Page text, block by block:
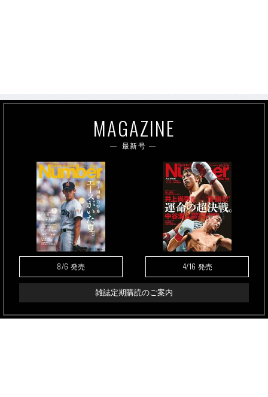
MAGAZINE
最新号
8/6 発売 4/16 発売
雑誌定期購読のご案内